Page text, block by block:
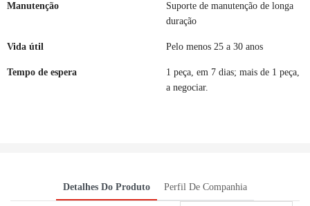
Manutenção
Suporte de manutenção de longa
duração
Vida útil Pelo menos 25 a 30 anos
Tempo de espera
1 peça, em 7 dias; mais de 1 peça,
a negociar.
Detalhes Do Produto Perfil De Companhia